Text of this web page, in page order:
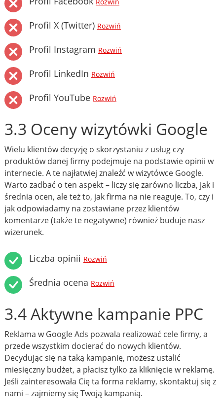
Rozwiń
Profil X (Twitter) Rozwiń
Profil Instagram Rozwiń
Profil LinkedIn Rozwiń
Profil YouTube Rozwiń
3.3 Oceny wizytówki Google
Wielu klientów decyzję o skorzystaniu z usług czy
produktów danej firmy podejmuje na podstawie opinii w
internecie. A te najłatwiej znaleźć w wizytówce Google.
Warto zadbać o ten aspekt – liczy się zarówno liczba, jak i
średnia ocen, ale też to, jak firma na nie reaguje. To, czy i
jak odpowiadamy na zostawiane przez klientów
komentarze (także te negatywne) również buduje nasz
wizerunek.
Liczba opinii Rozwiń
Średnia ocena Rozwiń
3.4 Aktywne kampanie PPC
Reklama w Google Ads pozwala realizować cele firmy, a
przede wszystkim docierać do nowych klientów.
Decydując się na taką kampanię, możesz ustalić
miesięczny budżet, a płacisz tylko za kliknięcie w reklamę.
Jeśli zainteresowała Cię ta forma reklamy, skontaktuj się z
nami – zajmiemy się Twoją kampanią.